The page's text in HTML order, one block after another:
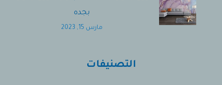
بجده
مارس 15, 2023
التصنيفات